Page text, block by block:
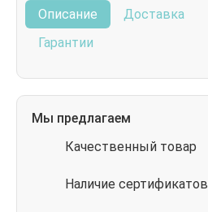
Описание Доставка
Гарантии
Мы предлагаем
Качественный товар
Наличие сертификатов